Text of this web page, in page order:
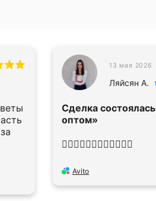
13 мая 2026
Ляйсян А.
Сделка состоялась
оптом»
👍🏻👍🏻👍🏻👍🏻👍🏻👍🏻
Avito